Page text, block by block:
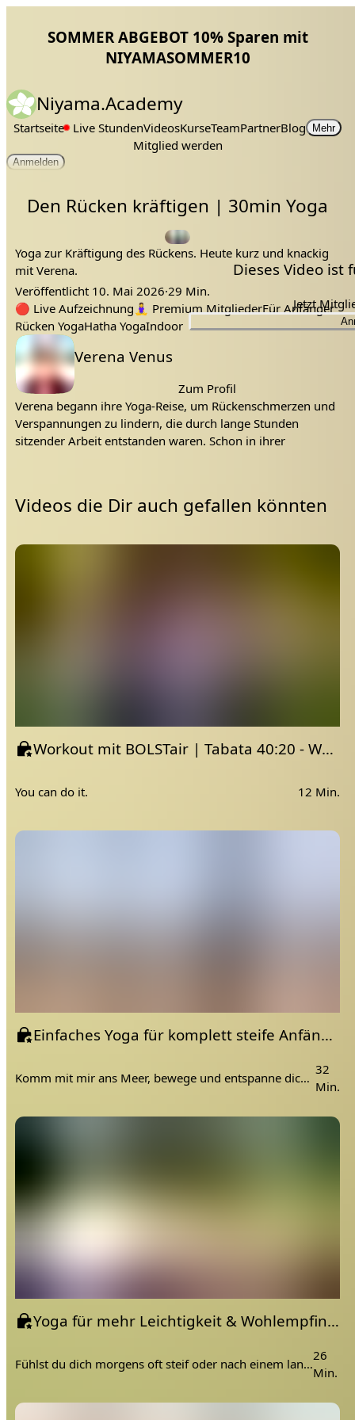
SOMMER ABGEBOT 10% Sparen mit
NIYAMASOMMER10
Niyama.Academy
Startseite Live StundenVideosKurseTeamPartnerBlog Mehr
Mitglied werden
Anmelden
Den Rücken kräftigen | 30min Yoga
Dieses Video ist
Jetzt
Yoga zur Kräftigung des Rückens. Heute kurz und knackig
mit Verena.
Veröffentlicht 10. Mai 2026·29 Min.
Tags:
🔴 Live Aufzeichnung 🧘‍♀️ Premium MitgliederFür Anfänger
Rücken YogaHatha YogaIndoor
kräftigen
rücken
rückenschmerzen
verspannungen
Lehrer:
Verena Venus
Zum Profil
Verena begann ihre Yoga-Reise, um Rückenschmerzen und
Verspannungen zu lindern, die durch lange Stunden
sitzender Arbeit entstanden waren. Schon in ihrer
Videos die Dir auch gefallen könnten
Workout mit BOLSTair | Tabata 40:20 - Woche 1
You can do it. 12 Min.
Einfaches Yoga für komplett steife Anfänger | am Meer
Komm mit mir ans Meer, bewege und entspanne dich 🐚⛵️🐟. Für deinen Körper lege dir bitte eine Decke und einen Gürtel bereit. Wie immer gilt: alles kann, nichts muss. 💚
32
Min.
Yoga für mehr Leichtigkeit & Wohlempfinden | für Beginner
Fühlst du dich morgens oft steif oder nach einem langen Arbeitstag völlig „gestaucht“?
26
Min.